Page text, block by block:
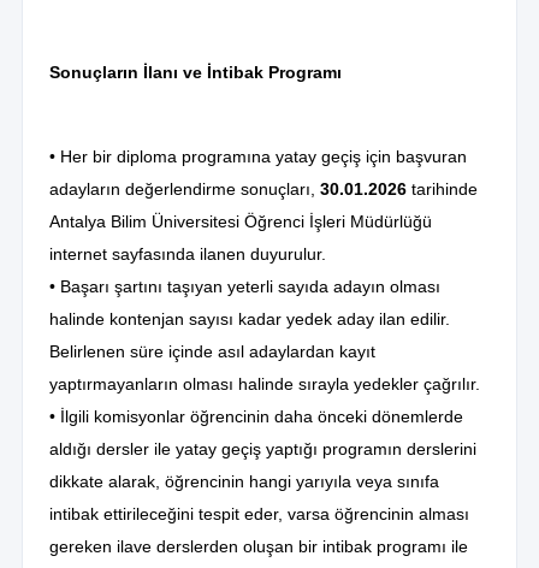
Sonuçların İlanı ve İntibak Programı
• Her bir diploma programına yatay geçiş için başvuran
adayların değerlendirme sonuçları, 30.01.2026 tarihinde
Antalya Bilim Üniversitesi Öğrenci İşleri Müdürlüğü
internet sayfasında ilanen duyurulur.
• Başarı şartını taşıyan yeterli sayıda adayın olması
halinde kontenjan sayısı kadar yedek aday ilan edilir.
Belirlenen süre içinde asıl adaylardan kayıt
yaptırmayanların olması halinde sırayla yedekler çağrılır.
• İlgili komisyonlar öğrencinin daha önceki dönemlerde
aldığı dersler ile yatay geçiş yaptığı programın derslerini
dikkate alarak, öğrencinin hangi yarıyıla veya sınıfa
intibak ettirileceğini tespit eder, varsa öğrencinin alması
gereken ilave derslerden oluşan bir intibak programı ile